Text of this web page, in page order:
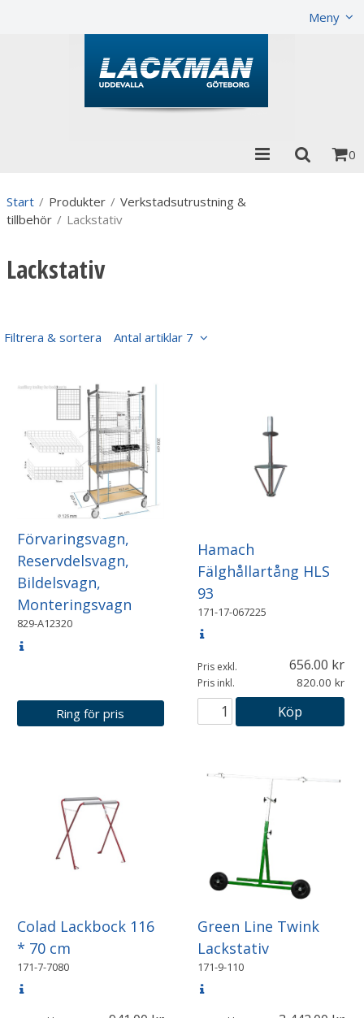
Meny
0
Start / Produkter / Verkstadsutrustning &
tillbehör / Lackstativ
Lackstativ
Filtrera & sortera Antal artiklar 7
Förvaringsvagn,
Reservdelsvagn,
Bildelsvagn,
Monteringsvagn
829-A12320
Ring för pris
Hamach
Fälghållartång HLS
93
171-17-067225
Pris exkl. 656.00
Pris inkl. 820.00
Köp
Colad Lackbock 116
* 70 cm
171-7-7080
Green Line Twink
Lackstativ
171-9-110